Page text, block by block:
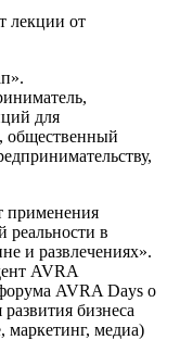
лекции от
для
общественный
применения
реальности в
и развлечениях».
AVRA
AVRA Days о
бизнеса
медиа)